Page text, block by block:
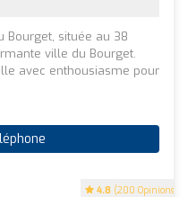
4.8 (200 Opinions)
Bourget, située au 38
ville du Bourget.
avec enthousiasme pour